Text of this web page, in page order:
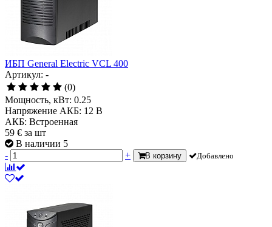
ИБП General Electric VCL 400
Артикул: -
(0)
Мощность, кВт: 0.25
Напряжение АКБ: 12 В
АКБ: Встроенная
59 € за шт
В наличии 5
-
+ В корзину Добавлено